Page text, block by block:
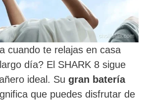
cuando te relajas en casa
día? El SHARK 8 sigue
ideal. Su gran batería
que puedes disfrutar de